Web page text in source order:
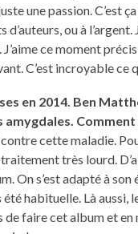
une passion. C’est
ou à
J’aime ce moment
C’est incroyable ce
en 2014. Ben
cette maladie.
très lourd.
On s’est adapté à
été habituelle. Là
faire cet album et